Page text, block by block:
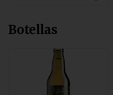
Botellas